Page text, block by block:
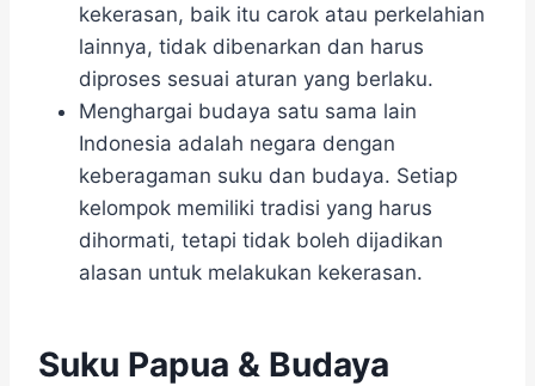
kekerasan, baik itu carok atau perkelahian
lainnya, tidak dibenarkan dan harus
diproses sesuai aturan yang berlaku.
Menghargai budaya satu sama lain
Indonesia adalah negara dengan
keberagaman suku dan budaya. Setiap
kelompok memiliki tradisi yang harus
dihormati, tetapi tidak boleh dijadikan
alasan untuk melakukan kekerasan.
Suku Papua & Budaya